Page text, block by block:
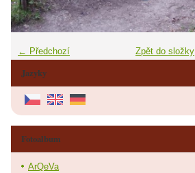
← Předchozí Zpět do složky
Jazyky
Fotoalbum
ArQeVa